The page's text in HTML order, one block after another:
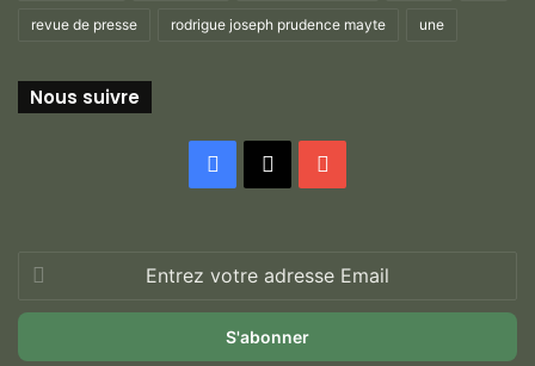
revue de presse rodrigue joseph prudence mayte une
Nous suivre
Facebook
votre
adresse